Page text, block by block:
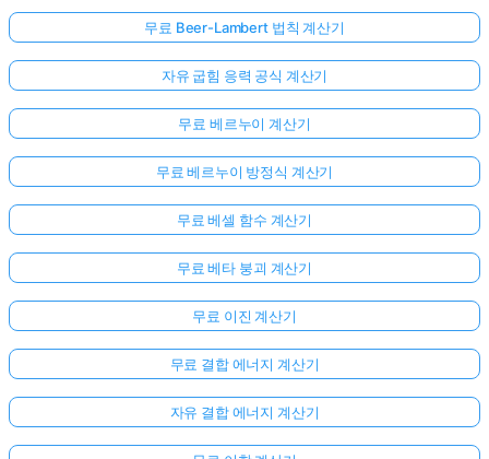
아
질
무료 Beer-Lambert 법칙 계산기
자유 굽힘 응력 공식 계산기
무료 베르누이 계산기
무료 베르누이 방정식 계산기
무료 베셀 함수 계산기
무료 베타 붕괴 계산기
무료 이진 계산기
무료 결합 에너지 계산기
자유 결합 에너지 계산기